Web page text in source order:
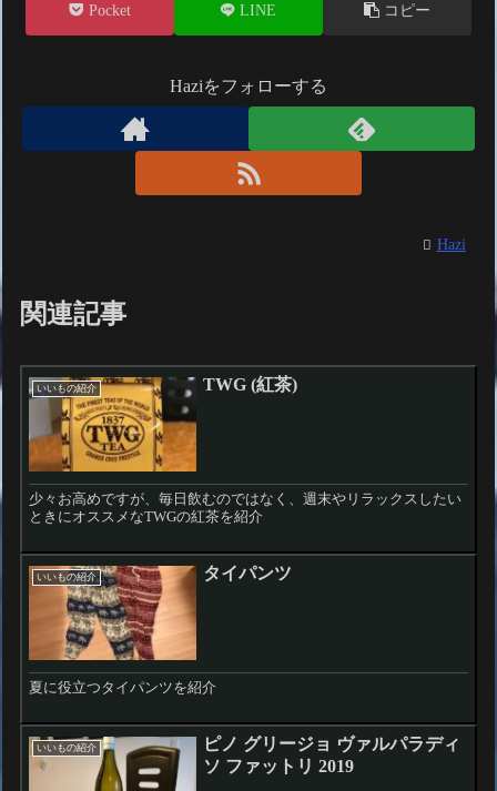
Pocket LINE コピー
Haziをフォローする
Hazi
関連記事
いいもの紹介 TWG (紅茶)
少々お高めですが、毎日飲むのではなく、週末やリラックスしたい
ときにオススメなTWGの紅茶を紹介
いいもの紹介 タイパンツ
夏に役立つタイパンツを紹介
いいもの紹介
ピノ グリージョ ヴァルパラディ
ソ ファットリ 2019